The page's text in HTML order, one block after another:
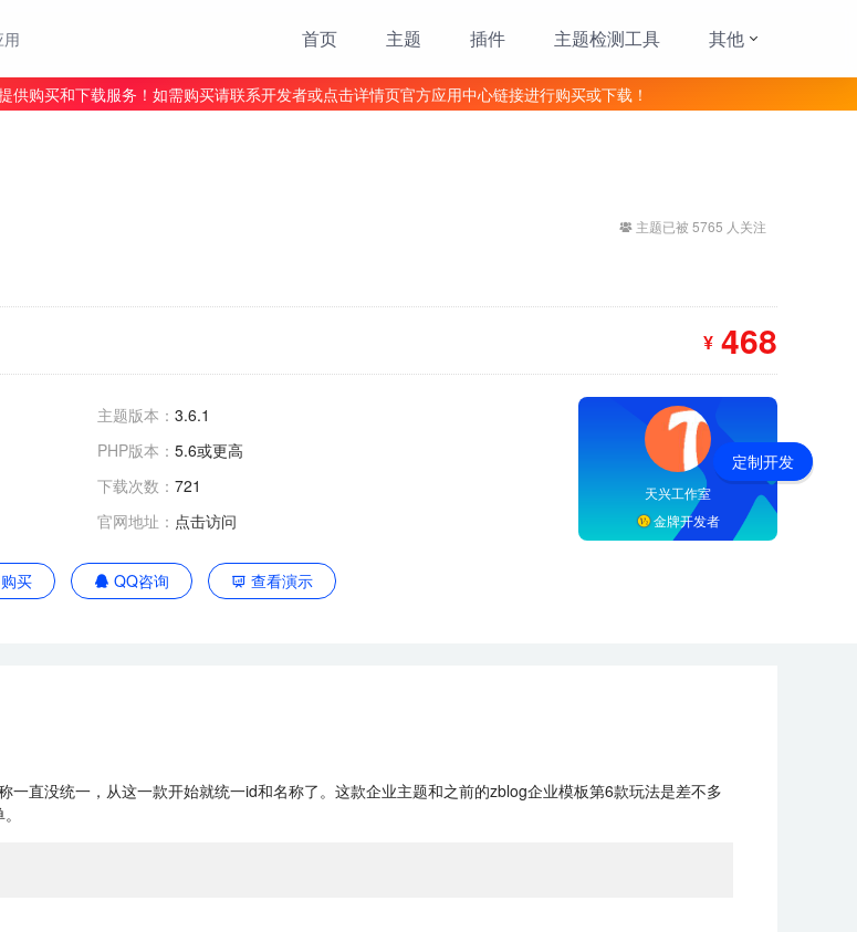
首页 主题 插件 主题检测工具 其他
购买和下载服务！如需购买请联系开发者或点击详情页官方应用中心链接进行购买或下载！
主题已被 5765 人关注
¥ 468
主题版本： 3.6.1
PHP版本： 5.6或更高
下载次数： 721
官网地址： 点击访问
天兴工作室
金牌开发者
买 QQ咨询 查看演示
一直没统一，从这一款开始就统一id和名称了。这款企业主题和之前的zblog企业模板第6款玩法是差不多
定制开发